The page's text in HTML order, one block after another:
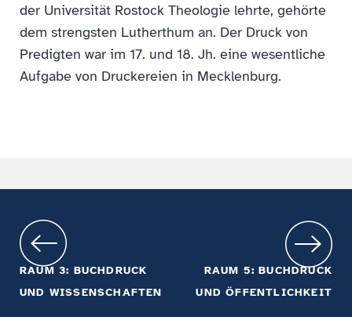
der Universität Rostock Theologie lehrte, gehörte
dem strengsten Lutherthum an. Der Druck von
Predigten war im 17. und 18. Jh. eine wesentliche
Aufgabe von Druckereien in Mecklenburg.
RAUM 3: BUCHDRUCK
UND WISSENSCHAFTEN
RAUM 5: BUCHDRUCK
UND ÖFFENTLICHKEIT